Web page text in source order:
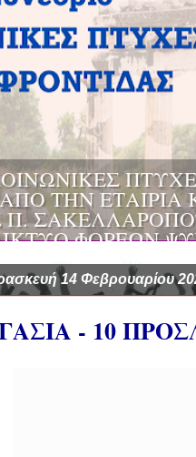
&
ΤΗΝ
14 Φεβρουαρίου
- 10